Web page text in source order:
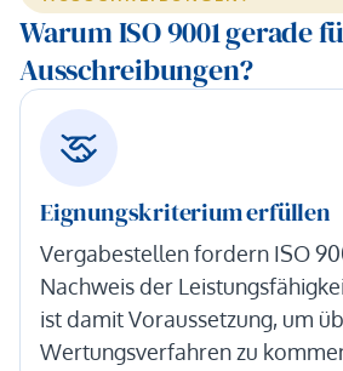
Warum ISO 9001 gerade
Ausschreibungen?
Eignungskriterium erfüllen
Vergabestellen fordern ISO
Nachweis der
ist damit Voraussetzung, um
Wertungsverfahren zu